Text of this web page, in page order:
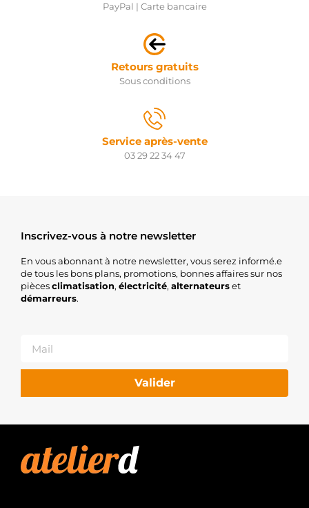
PayPal | Carte bancaire
Retours gratuits
Sous conditions
Service après-vente
03 29 22 34 47
Inscrivez-vous à notre newsletter
En vous abonnant à notre newsletter, vous serez informé.e
de tous les bons plans, promotions, bonnes affaires sur nos
piècesclimatisation, électricité, alternateurset
démarreurs.
Valider